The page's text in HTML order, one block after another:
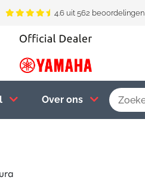
4.6 uit 562 beoordelingen
Over ons